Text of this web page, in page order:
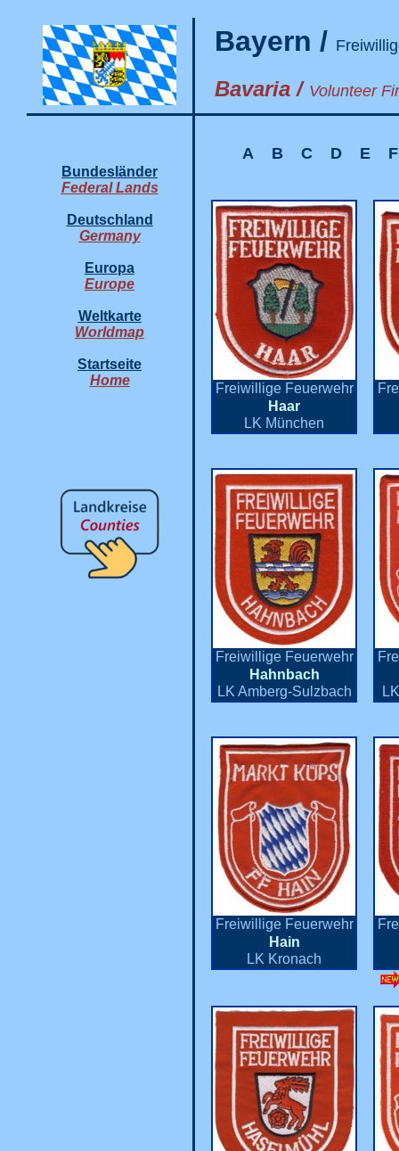
Bayern /
Bavaria / Volunteer
Bundesländer
Federal Lands
Deutschland
Germany
Europa
Europe
Weltkarte
Worldmap
Startseite
Home
A B C D E F
Freiwillige Feuerwehr
Haar
LK München
Freiwillige Feuerwehr
Hahnbach
LK Amberg-Sulzbach
Freiwillige Feuerwehr
Hain
LK Kronach